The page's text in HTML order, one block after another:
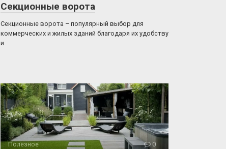
Секционные ворота
Секционные ворота – популярный выбор для
коммерческих и жилых зданий благодаря их удобству
и
Полезное 0